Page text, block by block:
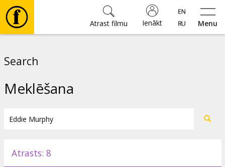
Menu
Ienākt
Atrast filmu
Search
Meklēšana
Atrasts: 8